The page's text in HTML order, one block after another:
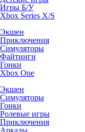
Игры Б/У
Xbox Series X/S
Экшен
Приключения
Симуляторы
Файтинги
Гонки
Xbox One
Экшен
Симуляторы
Гонки
Ролевые игры
Приключения
Аркады